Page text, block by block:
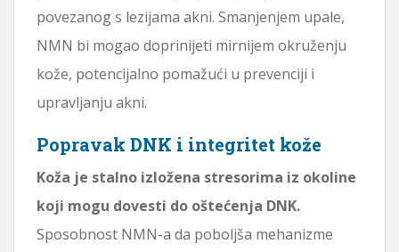
povezanog s lezijama akni. Smanjenjem upale,
NMN bi mogao doprinijeti mirnijem okruženju
kože, potencijalno pomažući u prevenciji i
upravljanju akni.
Popravak DNK i integritet kože
Koža je stalno izložena stresorima iz okoline
koji mogu dovesti do oštećenja DNK.
Sposobnost NMN-a da poboljša mehanizme